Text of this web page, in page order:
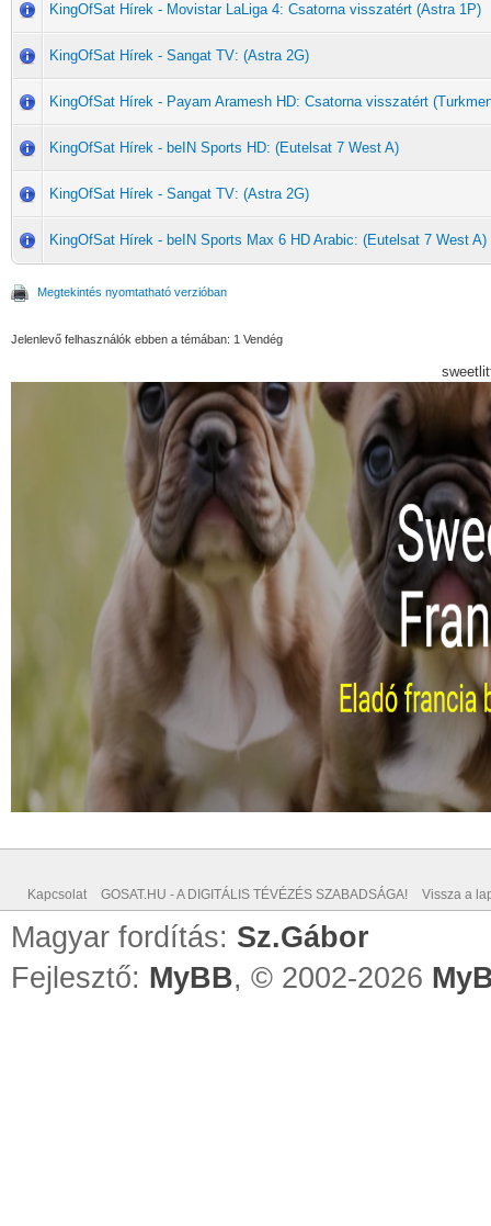
KingOfSat Hírek - Movistar LaLiga 4: Csatorna visszatért (Astra 1P)
KingOfSat Hírek - Sangat TV: (Astra 2G)
KingOfSat Hírek - Payam Aramesh HD: Csatorna visszatért
KingOfSat Hírek - beIN Sports HD: (Eutelsat 7 West A)
KingOfSat Hírek - Sangat TV: (Astra 2G)
KingOfSat Hírek - beIN Sports Max 6 HD Arabic: (Eutelsat 7 West A)
Megtekintés nyomtatható verzióban
Jelenlevő felhasználók ebben a témában: 1 Vendég
Kapcsolat GOSAT.HU - A DIGITÁLIS TÉVÉZÉS SZABADSÁGA! Vissza a
Magyar fordítás: Sz.Gábor
Fejlesztő: MyBB, © 2002-2026